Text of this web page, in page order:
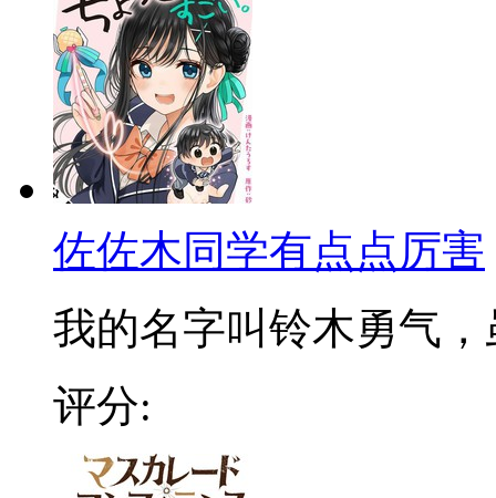
佐佐木同学有点点厉害
我的名字叫铃木勇气，
评分: